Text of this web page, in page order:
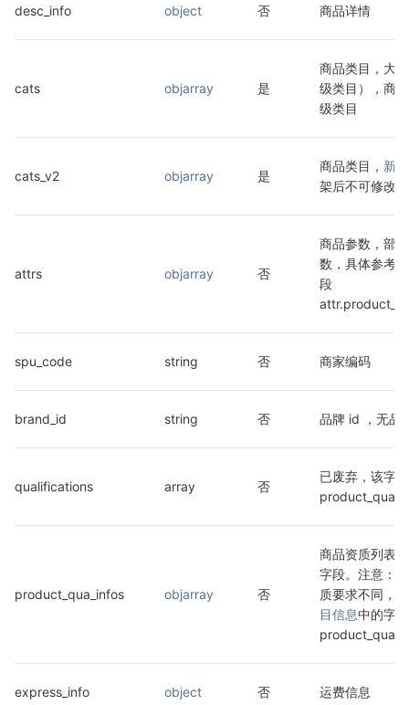
desc_info object 否 商品详情
cats objarray 是
商品类目，大
级类目），商
级类目
cats_v2 objarray 是
商品类目， 新
架后不可修改
attrs objarray 否
商品参数，部
数，具体参考
段
spu_code string 否 商家编码
brand_id string 否 品牌 id ，无品
qualifications array 否
已废弃，该字
product_qua_infos objarray 否
商品资质列表
字段。注意：
质要求不同，
目信息中的字段
express_info object 否 运费信息